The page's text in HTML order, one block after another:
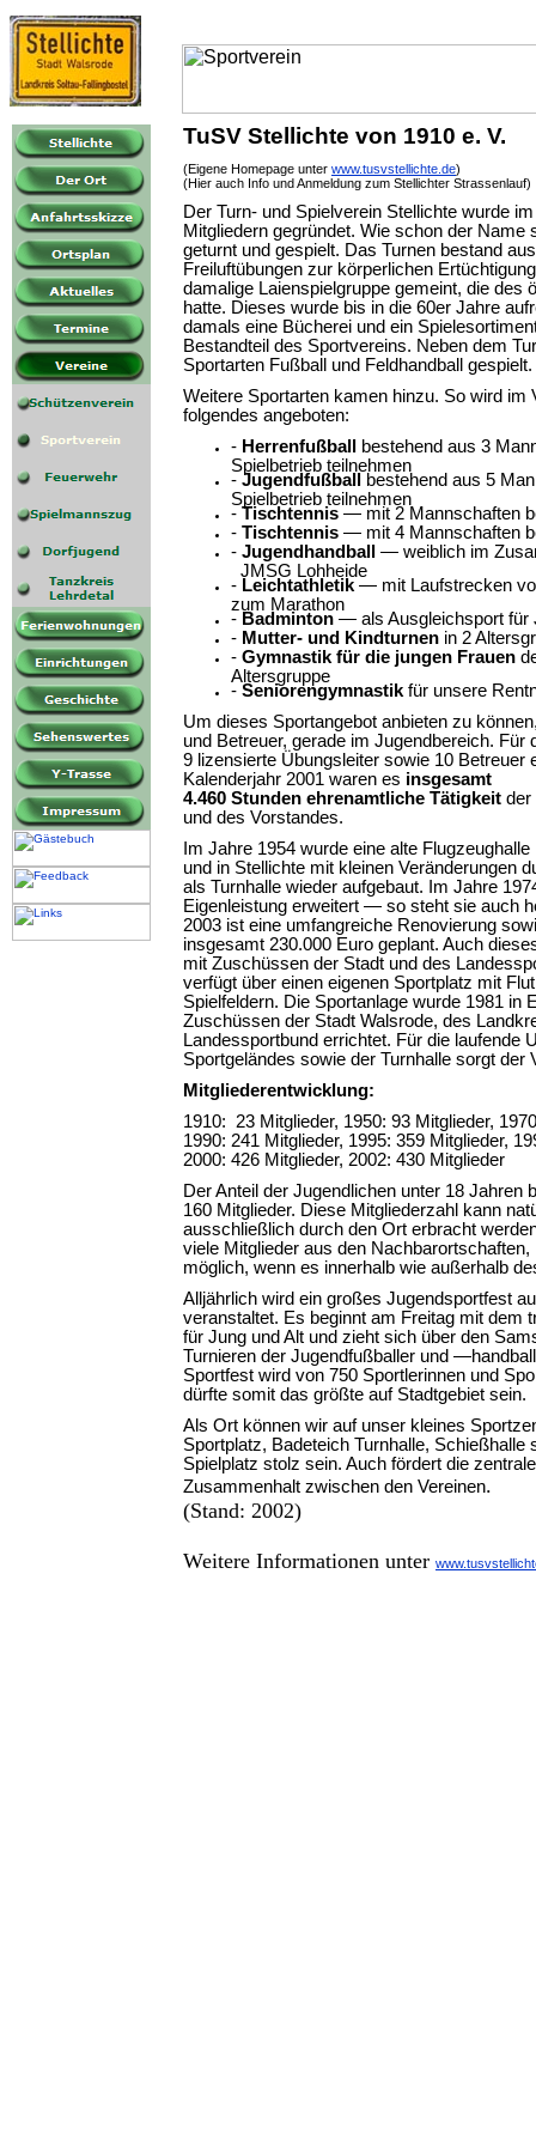
TuSV Stellichte von 1910 e. V.
(Eigene Homepage unter www.tusvstellichte.de)
(Hier auch Info und Anmeldung zum Stellichter Strassenlauf)
Der Turn- und Spielverein Stellichte wurde
Mitgliedern gegründet. Wie schon der Name
geturnt und gespielt. Das Turnen bestand
Freiluftübungen zur körperlichen
damalige Laienspielgruppe gemeint, die des
hatte. Dieses wurde bis in die 60er Jahre
damals eine Bücherei und ein
Bestandteil des Sportvereins. Neben dem
Sportarten Fußball und Feldhandball gespielt.
Weitere Sportarten kamen hinzu. So wird im
folgendes angeboten:
- Herrenfußball bestehend aus 3
Spielbetrieb teilnehmen
- Jugendfußball bestehend aus 5
Spielbetrieb teilnehmen
- Tischtennis — mit 2 Mannschaften
- Tischtennis — mit 4 Mannschaften
- Jugendhandball — weiblich im
JMSG Lohheide
- Leichtathletik — mit Laufstrecken
zum Marathon
- Badminton — als Ausgleichsport für
- Mutter- und Kindturnen in 2
- Gymnastik für die jungen Frauen
Altersgruppe
- Seniorengymnastik für unsere
Um dieses Sportangebot anbieten zu
und Betreuer, gerade im Jugendbereich. Für
9 lizensierte Übungsleiter sowie 10 Betreuer
Kalenderjahr 2001 waren es insgesamt
4.460 Stunden ehrenamtliche Tätigkeit der
und des Vorstandes.
Im Jahre 1954 wurde eine alte
und in Stellichte mit kleinen Veränderungen
als Turnhalle wieder aufgebaut. Im Jahre
Eigenleistung erweitert — so steht sie auch
2003 ist eine umfangreiche Renovierung
insgesamt 230.000 Euro geplant. Auch
mit Zuschüssen der Stadt und des
verfügt über einen eigenen Sportplatz mit
Spielfeldern. Die Sportanlage wurde 1981 in
Zuschüssen der Stadt Walsrode, des
Landessportbund errichtet. Für die laufende
Sportgeländes sowie der Turnhalle sorgt der
Mitgliederentwicklung:
1910: 23 Mitglieder, 1950: 93 Mitglieder,
1990: 241 Mitglieder, 1995: 359 Mitglieder,
2000: 426 Mitglieder, 2002: 430 Mitglieder
Der Anteil der Jugendlichen unter 18 Jahren
160 Mitglieder. Diese Mitgliederzahl kann
ausschließlich durch den Ort erbracht
viele Mitglieder aus den
möglich, wenn es innerhalb wie außerhalb
Alljährlich wird ein großes Jugendsportfest
veranstaltet. Es beginnt am Freitag mit dem
für Jung und Alt und zieht sich über den
Turnieren der Jugendfußballer und
Sportfest wird von 750 Sportlerinnen und
dürfte somit das größte auf Stadtgebiet sein.
Als Ort können wir auf unser kleines
Sportplatz, Badeteich Turnhalle, Schießhalle
Spielplatz stolz sein. Auch fördert die
Zusammenhalt zwischen den Vereinen.
(Stand: 2002)
Weitere Informationen unter